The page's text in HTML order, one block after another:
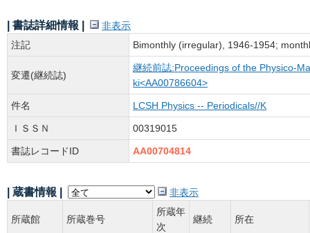
| 書誌詳細情報 |
非表示
注記
Bimonthly (irregular), 1946-1954;
変遷(継続誌)
継続前誌:Proceedings of the Physico-
ki<AA00786604>
件名 LCSH Physics -- Periodicals//K
ＩＳＳＮ 00319015
書誌レコードID AA00704814
| 蔵書情報 | 非表示
所蔵館 所蔵巻号
所蔵年
次
継続 所在